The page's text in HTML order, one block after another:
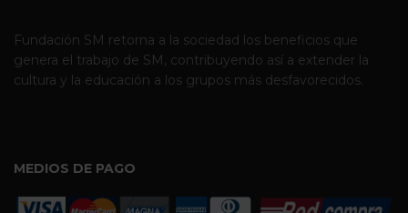
Fundación SM retorna a la sociedad los beneficios que
genera el trabajo de SM, contribuyendo así a extender la
cultura y la educación a los grupos más desfavorecidos.
MEDIOS DE PAGO